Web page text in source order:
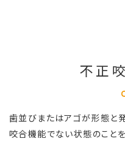
不正
歯並びまたはアゴが形態と
咬合機能でない状態のことを